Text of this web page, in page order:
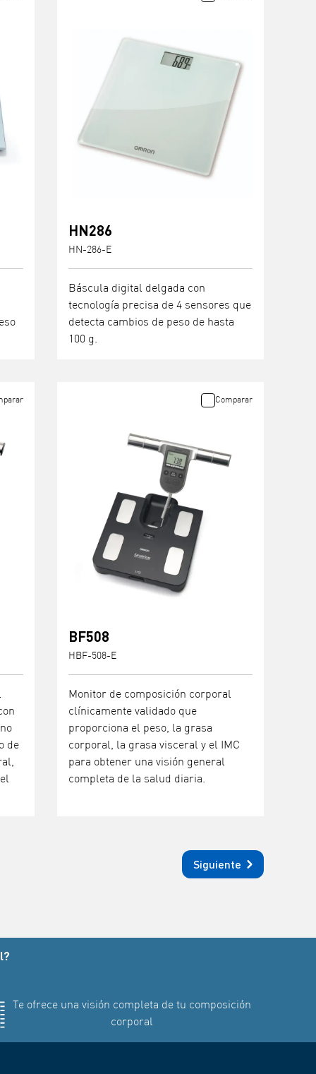
HN286
HN-286-E
Báscula digital delgada con
tecnología precisa de 4 sensores que
detecta cambios de peso de hasta
100 g.
de
BF508
HBF-508-E
Monitor de composición corporal
clínicamente validado que
proporciona el peso, la grasa
corporal, la grasa visceral y el IMC
para obtener una visión general
completa de la salud diaria.
Comparar
Siguiente
Te ofrece una visión completa de tu composición
corporal